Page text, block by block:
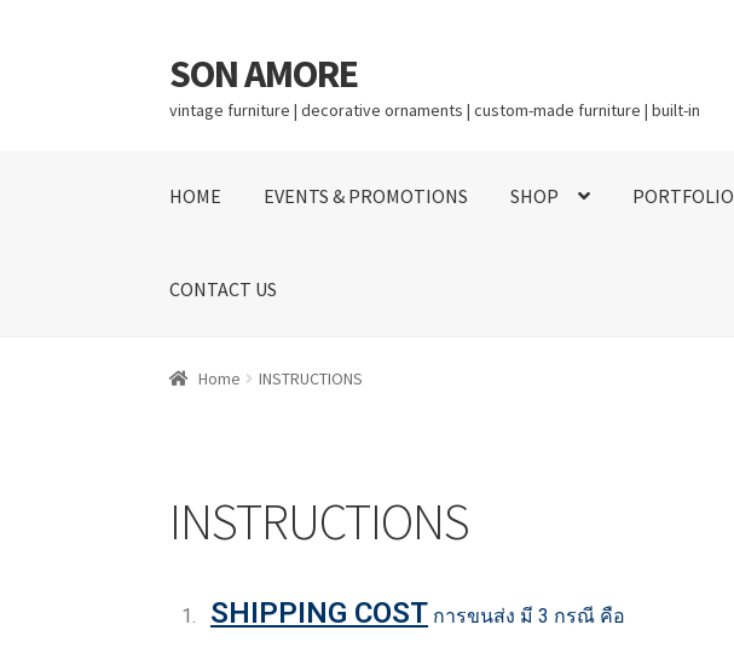
SON AMORE
vintage furniture | decorative ornaments | custom-made furniture | built-in
HOME EVENTS & PROMOTIONS SHOP PORTFOLIO
CONTACT US
Home INSTRUCTIONS
INSTRUCTIONS
1. SHIPPING COST การขนส่ง มี 3 กรณี คือ